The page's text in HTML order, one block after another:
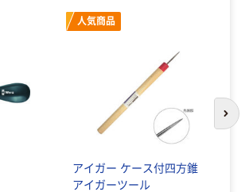
人気商品
アイガー ケース付四方錐
アイガーツール
次
￥126~ （税込）
本気プライス
ティッシュペー
パー ボックス
スクル スマート
コンパクト ビ
￥328~ （税込）